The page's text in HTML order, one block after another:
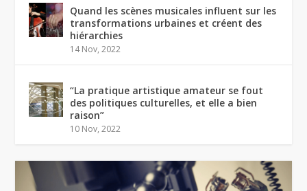
Quand les scènes musicales influent sur les
transformations urbaines et créent des
hiérarchies
14 Nov, 2022
“La pratique artistique amateur se fout
des politiques culturelles, et elle a bien
raison”
10 Nov, 2022